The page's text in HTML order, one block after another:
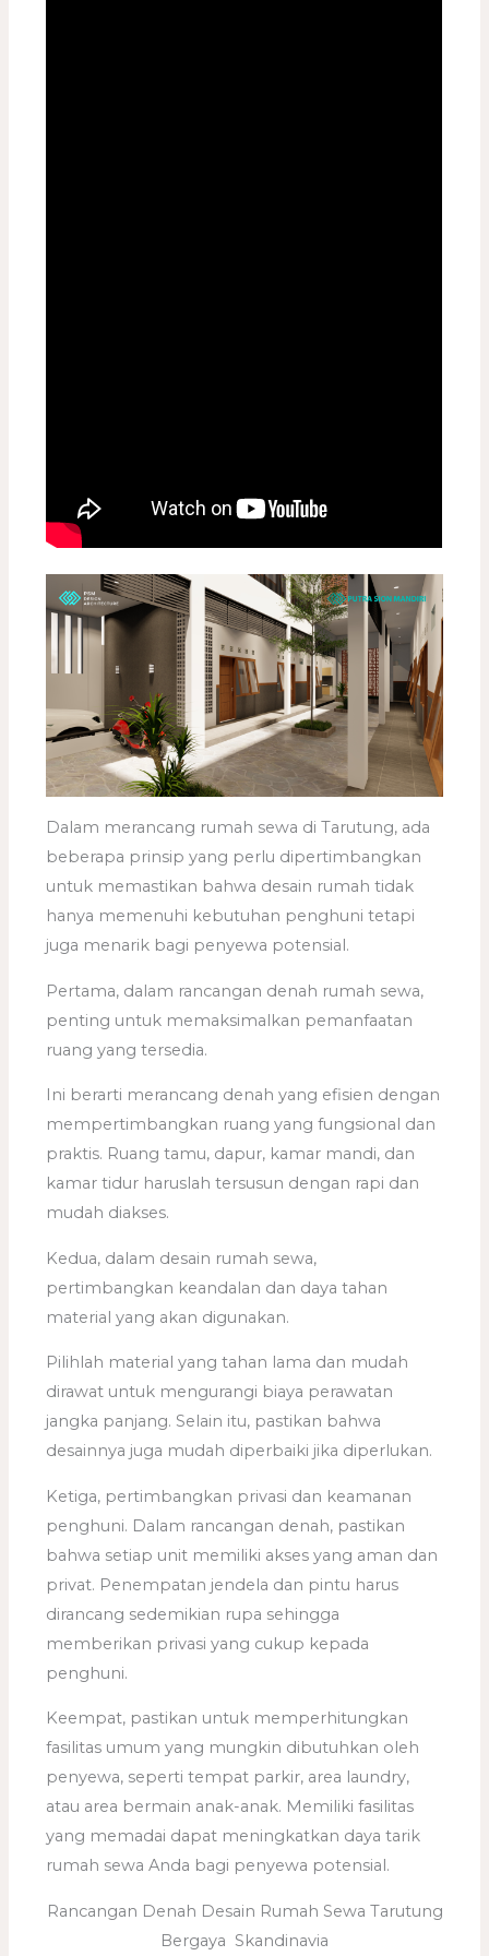
Dalam merancang rumah sewa di Tarutung, ada
beberapa prinsip yang perlu dipertimbangkan
untuk memastikan bahwa desain rumah tidak
hanya memenuhi kebutuhan penghuni tetapi
juga menarik bagi penyewa potensial.
Pertama, dalam rancangan denah rumah sewa,
penting untuk memaksimalkan pemanfaatan
ruang yang tersedia.
Ini berarti merancang denah yang efisien dengan
mempertimbangkan ruang yang fungsional dan
praktis. Ruang tamu, dapur, kamar mandi, dan
kamar tidur haruslah tersusun dengan rapi dan
mudah diakses.
Kedua, dalam desain rumah sewa,
pertimbangkan keandalan dan daya tahan
material yang akan digunakan.
Pilihlah material yang tahan lama dan mudah
dirawat untuk mengurangi biaya perawatan
jangka panjang. Selain itu, pastikan bahwa
desainnya juga mudah diperbaiki jika diperlukan.
Ketiga, pertimbangkan privasi dan keamanan
penghuni. Dalam rancangan denah, pastikan
bahwa setiap unit memiliki akses yang aman dan
privat. Penempatan jendela dan pintu harus
dirancang sedemikian rupa sehingga
memberikan privasi yang cukup kepada
penghuni.
Keempat, pastikan untuk memperhitungkan
fasilitas umum yang mungkin dibutuhkan oleh
penyewa, seperti tempat parkir, area laundry,
atau area bermain anak-anak. Memiliki fasilitas
yang memadai dapat meningkatkan daya tarik
rumah sewa Anda bagi penyewa potensial.
Rancangan Denah Desain Rumah Sewa Tarutung
Bergaya Skandinavia